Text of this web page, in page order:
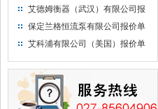
价单
艾德姆衡器（武汉）有限公司报
价单
保定兰格恒流泵有限公司报价单
艾科浦有限公司（美国）报价单